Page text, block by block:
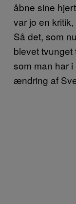
åbne sine
var jo en
Så det, som
blevet tvunget
som man har
ændring af